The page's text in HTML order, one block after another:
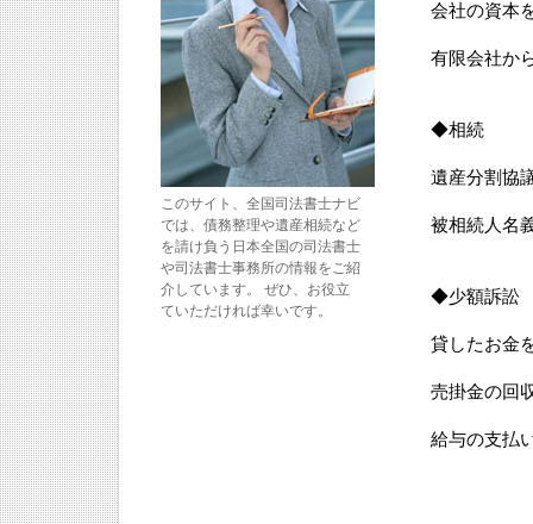
会社の資本
有限会社か
◆相続
遺産分割協
被相続人名
◆少額訴訟
貸したお金
売掛金の回
給与の支払
このサイト、全国司法書士ナビ
では、債務整理や遺産相続など
を請け負う日本全国の司法書士
や司法書士事務所の情報をご紹
介しています。 ぜひ、お役立
ていただければ幸いです。